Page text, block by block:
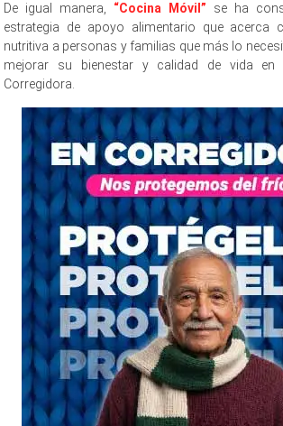
De igual manera, “Cocina Móvil” se ha
estrategia de apoyo alimentario que acerca
nutritiva a personas y familias que más lo
mejorar su bienestar y calidad de vida en
Corregidora.